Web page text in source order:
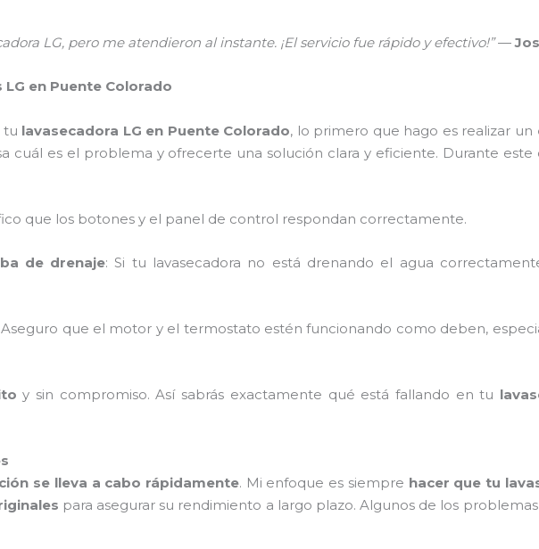
LG, pero me atendieron al instante. ¡El servicio fue rápido y efectivo!”—
en Puente Colorado
tu lavasecadora LG en Puente Colorado, lo primero que hago es realizar un
cuál es el problema y ofrecerte una solución clara y eficiente. Durante este
que los botones y el panel de control respondan correctamente.
de drenaje: Si tu lavasecadora no está drenando el agua
Aseguro que el motor y el termostato estén funcionando como deben,
y sin compromiso. Así sabrás exactamente qué está fallando en tu
se lleva a cabo rápidamente. Mi enfoque es siempre hacer que tu
para asegurar su rendimiento a largo plazo. Algunos de los